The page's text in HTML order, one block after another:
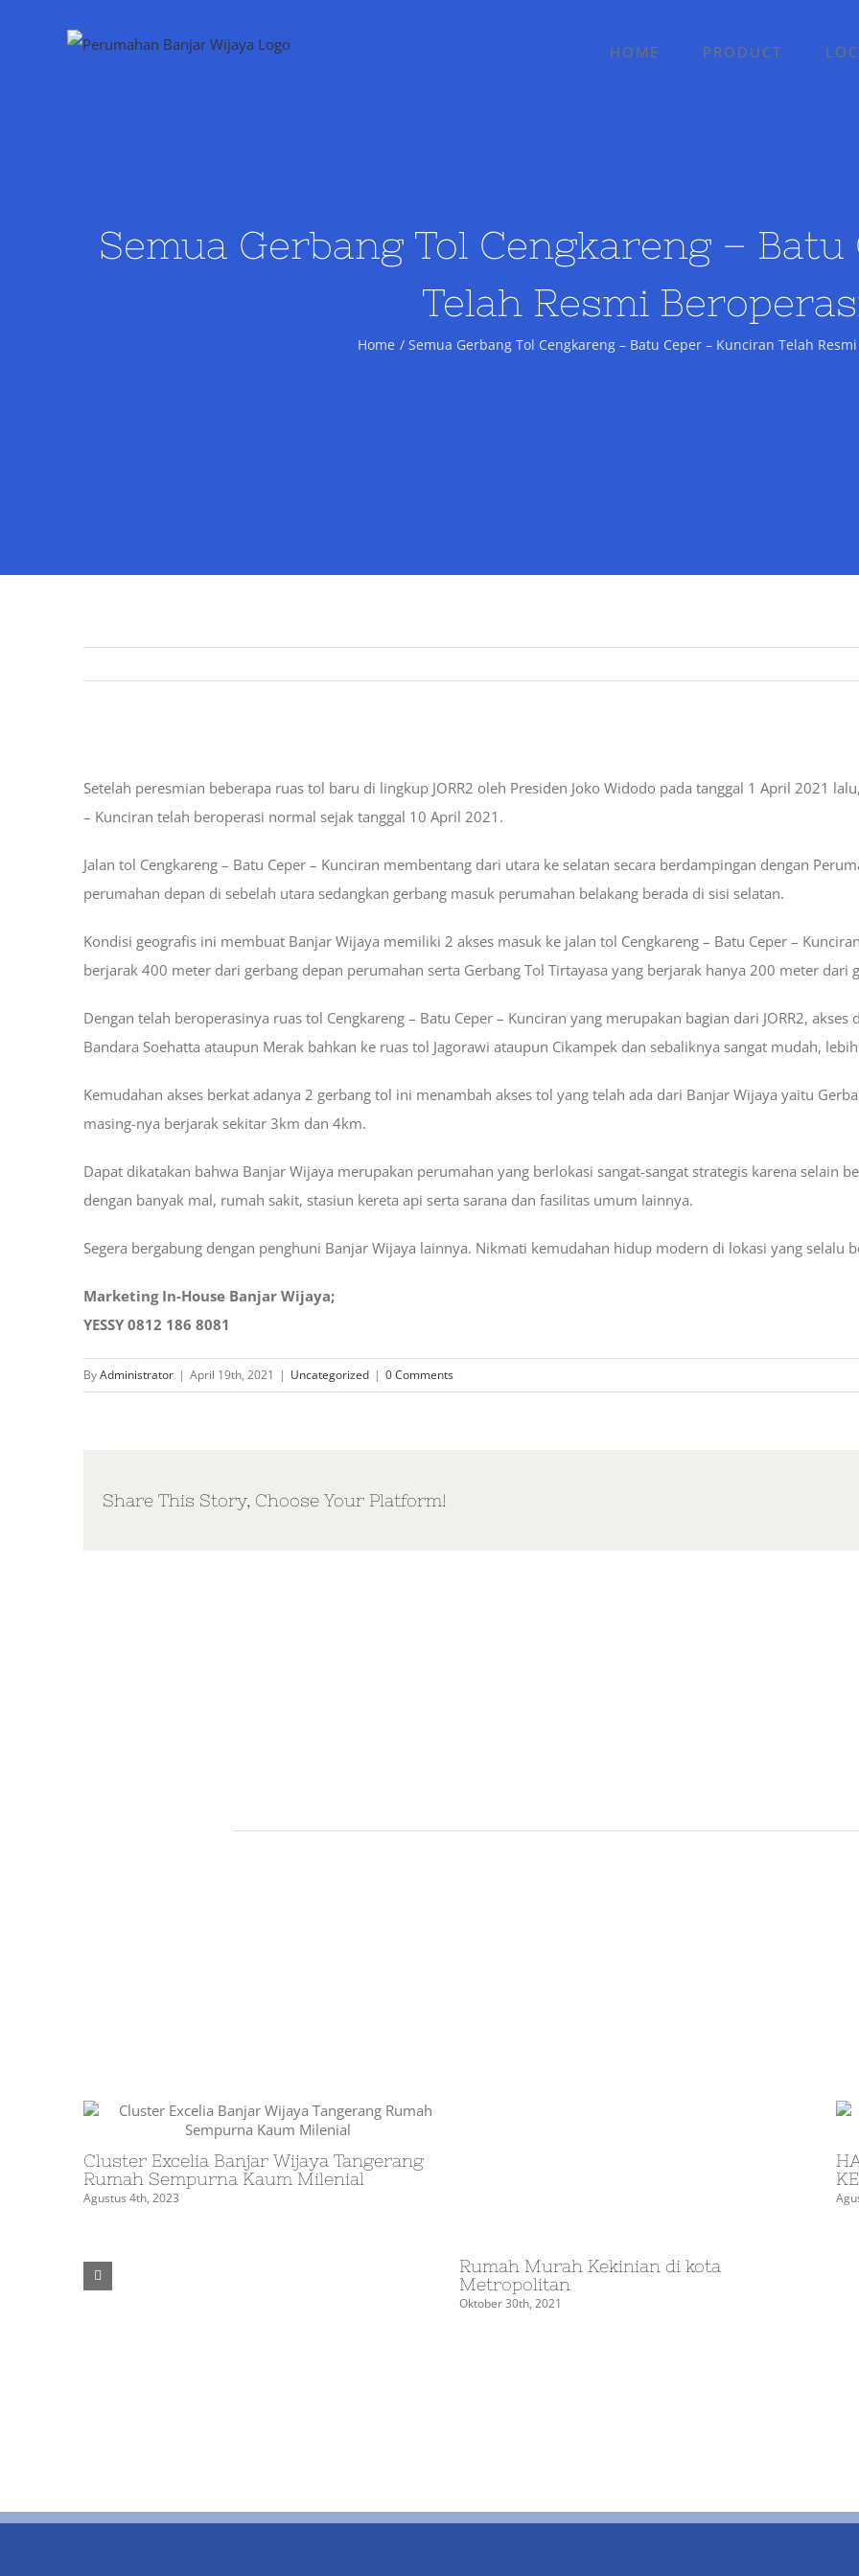
HOME PRODUCT
Semua Gerbang Tol Cengkareng –
Telah Resmi
Home Semua Gerbang Tol Cengkareng – Batu Ceper – Kunciran Telah
Setelah peresmian beberapa ruas tol baru di lingkup JORR2 oleh Presiden Joko Widodo pada tanggal 1 April 2021
– Kunciran telah beroperasi normal sejak tanggal 10 April 2021.
Jalan tol Cengkareng – Batu Ceper – Kunciran membentang dari utara ke selatan secara berdampingan dengan
perumahan depan di sebelah utara sedangkan gerbang masuk perumahan belakang berada di sisi selatan.
Kondisi geografis ini membuat Banjar Wijaya memiliki 2 akses masuk ke jalan tol Cengkareng – Batu Ceper –
berjarak 400 meter dari gerbang depan perumahan serta Gerbang Tol Tirtayasa yang berjarak hanya 200 meter dari
Dengan telah beroperasinya ruas tol Cengkareng – Batu Ceper – Kunciran yang merupakan bagian dari JORR2,
Bandara Soehatta ataupun Merak bahkan ke ruas tol Jagorawi ataupun Cikampek dan sebaliknya sangat mudah,
Kemudahan akses berkat adanya 2 gerbang tol ini menambah akses tol yang telah ada dari Banjar Wijaya yaitu
masing-nya berjarak sekitar 3km dan 4km.
Dapat dikatakan bahwa Banjar Wijaya merupakan perumahan yang berlokasi sangat-sangat strategis karena selain
dengan banyak mal, rumah sakit, stasiun kereta api serta sarana dan fasilitas umum lainnya.
Segera bergabung dengan penghuni Banjar Wijaya lainnya. Nikmati kemudahan hidup modern di lokasi yang selalu
Marketing In-House Banjar Wijaya;
YESSY 0812 186 8081
ByAdministrator | April 19th, 2021 | Uncategorized | 0 Comments
Share This Story, Choose Your Platform!
Cluster Excelia Banjar Wijaya Tangerang
Rumah Sempurna Kaum Milenial
Agustus 4th, 2023
Rumah Murah Kekinian di kota
Metropolitan
Oktober 30th, 2021